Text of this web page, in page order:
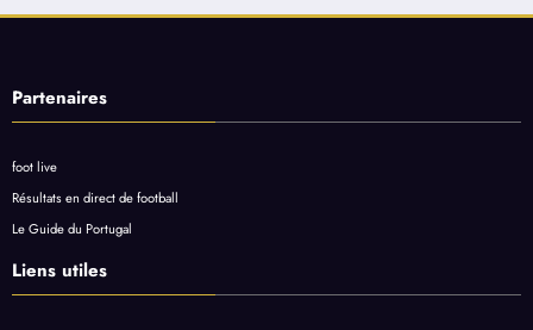
Partenaires
foot live
Résultats en direct de football
Le Guide du Portugal
Liens utiles